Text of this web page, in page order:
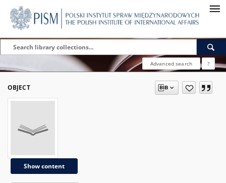
Advanced search ?
OBJECT
Show content